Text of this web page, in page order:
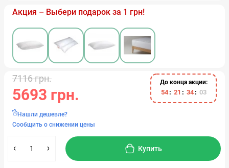
Акция – Выбери подарок за 1 грн!
7116 грн.
5693 грн.
Нашли дешевле?
Сообщить о снижении цены
До конца акции:
54 21 34 03
Купить